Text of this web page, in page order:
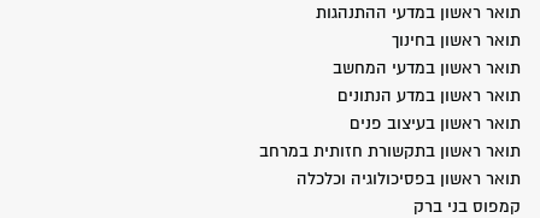
תואר ראשון במדעי ההתנהגות
תואר ראשון בחינוך
תואר ראשון במדעי המחשב
תואר ראשון במדע הנתונים
תואר ראשון בעיצוב פנים
תואר ראשון בתקשורת חזותית במרחב
תואר ראשון בפסיכולוגיה וכלכלה
קמפוס בני ברק